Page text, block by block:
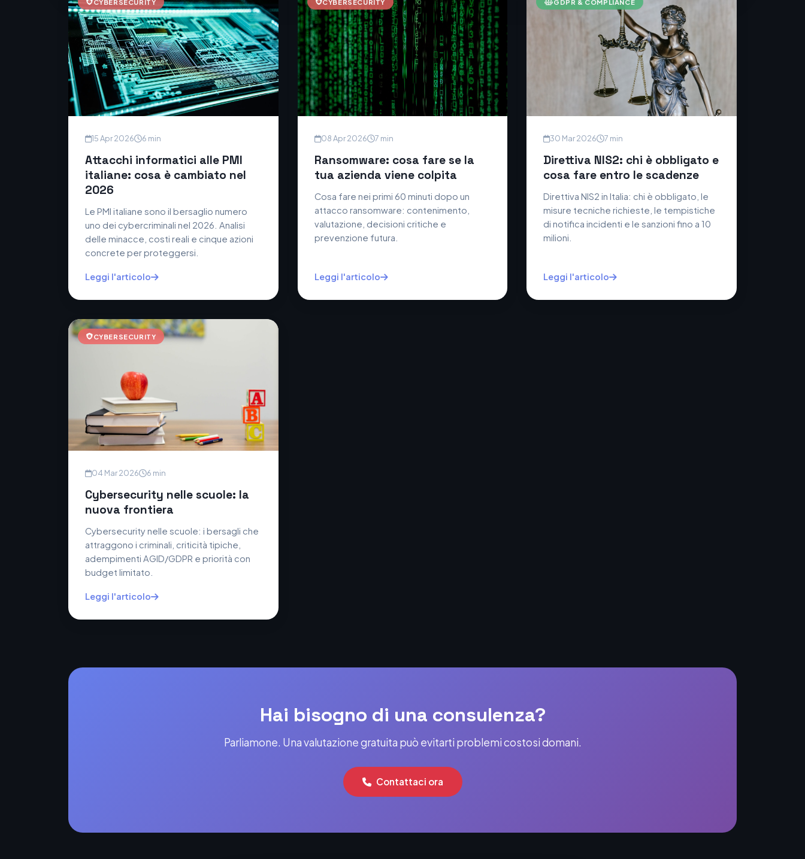
CYBERSECURITY
15 Apr 2026 6 min
Attacchi informatici alle PMI
italiane: cosa è cambiato nel
2026
Le PMI italiane sono il bersaglio numero
uno dei cybercriminali nel 2026. Analisi
delle minacce, costi reali e cinque azioni
concrete per proteggersi.
Leggi l'articolo
CYBERSECURITY
08 Apr 2026 7 min
Ransomware: cosa fare se la
tua azienda viene colpita
Cosa fare nei primi 60 minuti dopo un
attacco ransomware: contenimento,
valutazione, decisioni critiche e
prevenzione futura.
Leggi l'articolo
GDPR & COMPLIANCE
30 Mar 2026 7 min
Direttiva NIS2: chi è obbligato e
cosa fare entro le scadenze
Direttiva NIS2 in Italia: chi è obbligato, le
misure tecniche richieste, le tempistiche
di notifica incidenti e le sanzioni fino a 10
milioni.
Leggi l'articolo
CYBERSECURITY
04 Mar 2026 6 min
Cybersecurity nelle scuole: la
nuova frontiera
Cybersecurity nelle scuole: i bersagli che
attraggono i criminali, criticità tipiche,
adempimenti AGID/GDPR e priorità con
budget limitato.
Leggi l'articolo
Hai bisogno di una consulenza?
Parliamone. Una valutazione gratuita può evitarti problemi costosi domani.
Contattaci ora